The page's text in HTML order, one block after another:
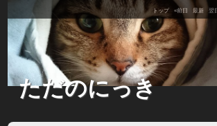
トップ «前日 最新 翌
ただのにっき